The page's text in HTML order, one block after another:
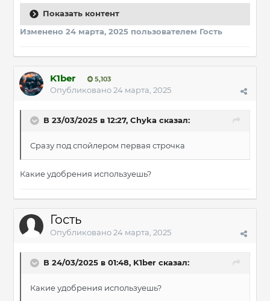
Показать контент
Изменено 24 марта, 2025 пользователем Гость
K1ber 5,103
Опубликовано24 марта, 2025
В 23/03/2025 в 12:27, Chyka сказал:
Сразу под спойлером первая строчка
Какие удобрения используешь?
Гость
Опубликовано24 марта, 2025
В 24/03/2025 в 01:48, K1ber сказал:
Какие удобрения используешь?